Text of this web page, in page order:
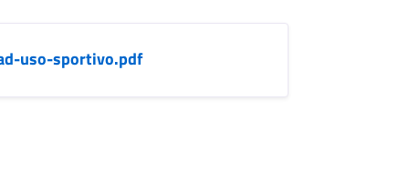
uso-sportivo.pdf